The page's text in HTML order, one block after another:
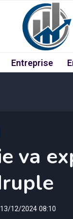
Entreprise
va
13/12/2024 08:10